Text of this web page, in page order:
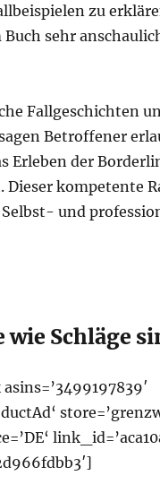
zu
sehr
Fallgeschichten
Betroffener
Erleben der
Dieser kompetente
und
wie Schläge